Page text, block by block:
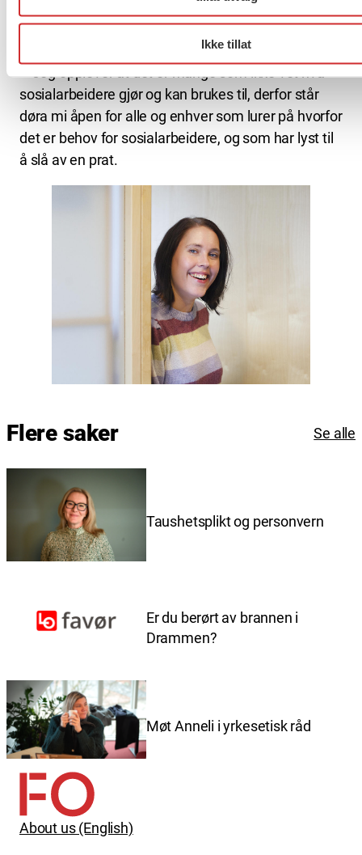
Ikke tillat
skippertak.
Hvem drømmer du om at skal banke på døra di?
sosialarbeidere gjør og kan brukes til, derfor står
døra mi åpen for alle og enhver som lurer på hvorfor
det er behov for sosialarbeidere, og som har lyst til
å slå av en prat.
Flere saker Se alle
Taushetsplikt og personvern
Er du berørt av brannen i
Drammen?
Møt Anneli i yrkesetisk råd
About us (English)